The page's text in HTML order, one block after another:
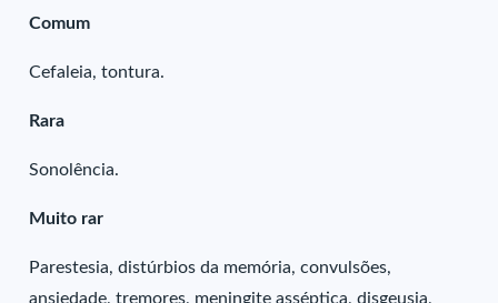
Comum
Cefaleia, tontura.
Rara
Sonolência.
Muito rar
Parestesia, distúrbios da memória, convulsões,
ansiedade, tremores, meningite asséptica, disgeusia,